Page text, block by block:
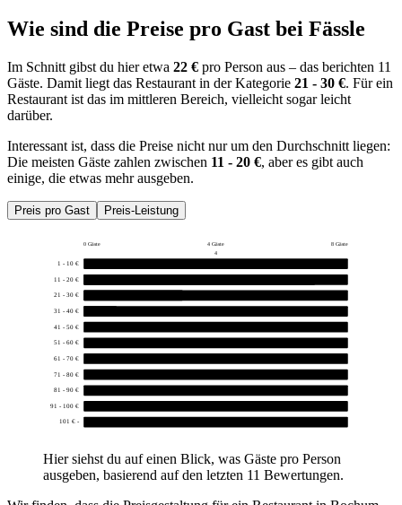
Wie sind die Preise pro Gast bei Fässle
Im Schnitt gibst du hier etwa 22 € pro Person aus – das berichten 11
Gäste. Damit liegt das Restaurant in der Kategorie 21 - 30 €. Für ein
Restaurant ist das im mittleren Bereich, vielleicht sogar leicht
darüber.
Interessant ist, dass die Preise nicht nur um den Durchschnitt liegen:
Die meisten Gäste zahlen zwischen 11 - 20 €, aber es gibt auch
einige, die etwas mehr ausgeben.
Preis pro Gast Preis-Leistung
0 Gäste 4 Gäste
8 Gäste
4
1 - 10 €
11 - 20 €
21 - 30 €
31 - 40 €
41 - 50 €
51 - 60 €
61 - 70 €
71 - 80 €
81 - 90 €
91 - 100 €
101 € -
Hier siehst du auf einen Blick, was Gäste pro Person
ausgeben, basierend auf den letzten 11 Bewertungen.